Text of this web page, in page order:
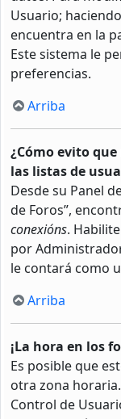
Usuario;
encuentra en la
Este sistema le
preferencias.
Arriba
¿Cómo evito
las listas de
Desde su Panel
de Foros”,
conexións.
por
le contará como
Arriba
¡La hora en los
Es posible que
otra zona
Control de